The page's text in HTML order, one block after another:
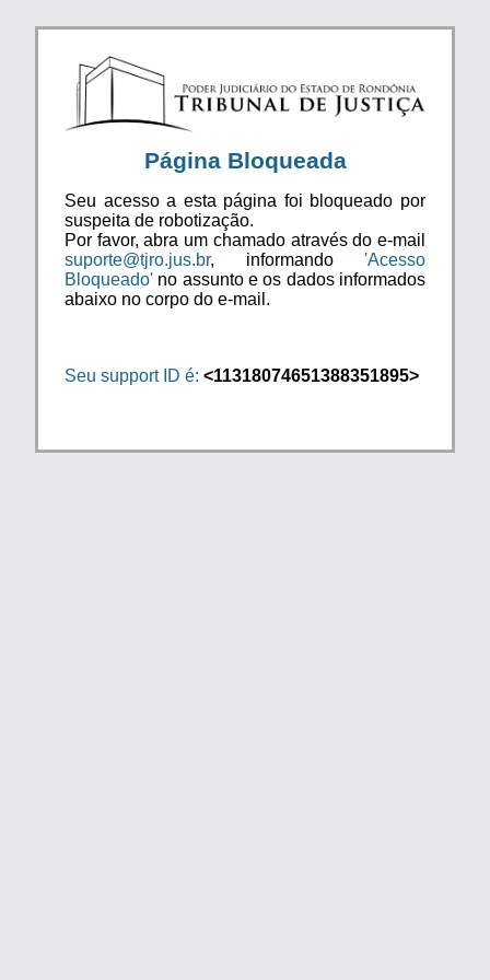
Página Bloqueada
Seu acesso a esta página foi bloqueado por
suspeita de robotização.
Por favor, abra um chamado através do e-mail
suporte@tjro.jus.br, informando 'Acesso
Bloqueado' no assunto e os dados informados
abaixo no corpo do e-mail.
Seu support ID é: <11318074651388351895>